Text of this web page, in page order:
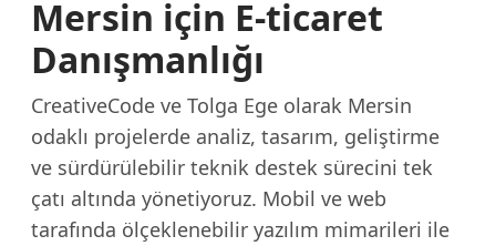
Mersin için E-ticaret
Danışmanlığı
CreativeCode ve Tolga Ege olarak Mersin
odaklı projelerde analiz, tasarım, geliştirme
ve sürdürülebilir teknik destek sürecini tek
çatı altında yönetiyoruz. Mobil ve web
tarafında ölçeklenebilir yazılım mimarileri ile